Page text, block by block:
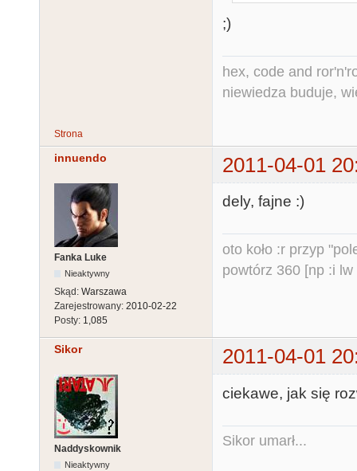
;)
hex, code and
niewiedza buduje,
Strona
innuendo 2011-04-01
Fanka Luke
Nieaktywny
Skąd: Warszawa
Zarejestrowany: 2010-02-22
Posty: 1,085
dely, fajne :)
oto koło :r przyp
powtórz 360 [np :i lw
Sikor 2011-04-01
Naddyskownik
Nieaktywny
ciekawe, jak się
Sikor umarł...